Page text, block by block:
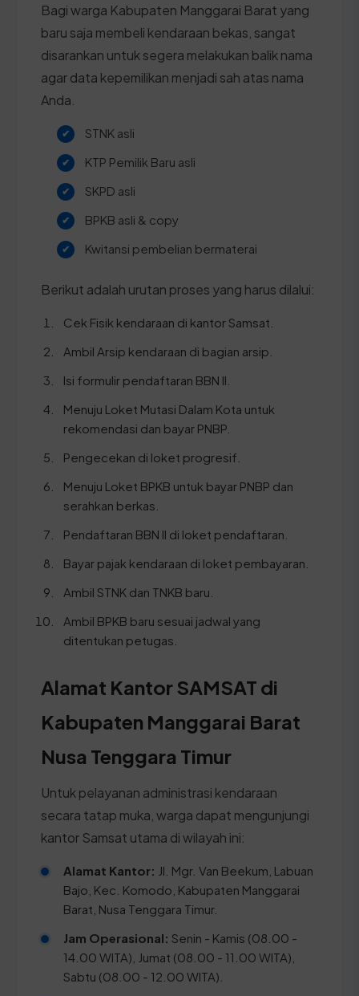
Bagi warga Kabupaten Manggarai Barat yang
baru saja membeli kendaraan bekas, sangat
disarankan untuk segera melakukan balik nama
agar data kepemilikan menjadi sah atas nama
Anda.
STNK asli
KTP Pemilik Baru asli
SKPD asli
BPKB asli & copy
Kwitansi pembelian bermaterai
Berikut adalah urutan proses yang harus dilalui:
Cek Fisik kendaraan di kantor Samsat.
Ambil Arsip kendaraan di bagian arsip.
Isi formulir pendaftaran BBN II.
Menuju Loket Mutasi Dalam Kota untuk
rekomendasi dan bayar PNBP.
Pengecekan di loket progresif.
Menuju Loket BPKB untuk bayar PNBP dan
serahkan berkas.
Pendaftaran BBN II di loket pendaftaran.
Bayar pajak kendaraan di loket pembayaran.
Ambil STNK dan TNKB baru.
Ambil BPKB baru sesuai jadwal yang
ditentukan petugas.
Alamat Kantor SAMSAT di
Kabupaten Manggarai Barat
Nusa Tenggara Timur
Untuk pelayanan administrasi kendaraan
secara tatap muka, warga dapat mengunjungi
kantor Samsat utama di wilayah ini:
Alamat Kantor: Jl. Mgr. Van Beekum, Labuan
Bajo, Kec. Komodo, Kabupaten Manggarai
Barat, Nusa Tenggara Timur.
Jam Operasional: Senin - Kamis (08.00 -
14.00 WITA), Jumat (08.00 - 11.00 WITA),
Sabtu (08.00 - 12.00 WITA).